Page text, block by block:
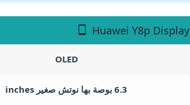
Huawei Y8p Display
OLED
6.3 بوصة بها نوتش صغير inches